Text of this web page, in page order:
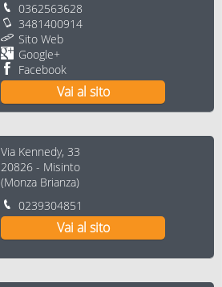
0362563628
3481400914
Sito Web
Google+
Facebook
Vai al sito
Via Kennedy, 33
20826 - Misinto
(Monza Brianza)
0239304851
Vai al sito